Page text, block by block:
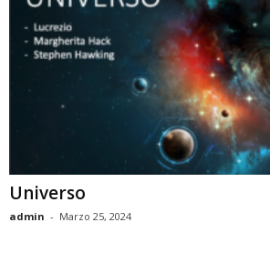
Universo
admin - Marzo 25, 2024